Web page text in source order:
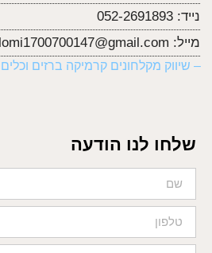
נייד: 052-2691893
מייל:
– שיווק מקלחונים קרמיקה ברזים
שלחו לנו הודעה